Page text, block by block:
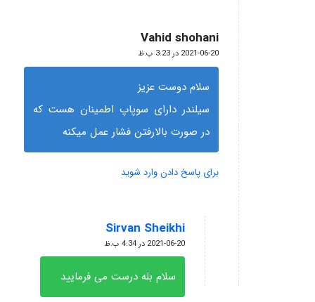
Vahid shohani
گفته:
2021-06-20 در 3:23 ب.ظ
سلام دوست عزیز
سیلندر دارای سوپاپ اطمینان هست که
در صورت بالارفتن فشار عمل میکنه
برای پاسخ دادن وارد شوید
Sirvan Sheikhi
گفته:
2021-06-20 در 4:34 ب.ظ
سلام بله درست می فرمایید